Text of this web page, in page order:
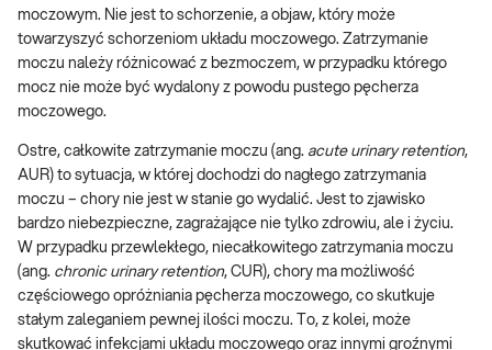
moczowym. Nie jest to schorzenie, a objaw, który może
towarzyszyć schorzeniom układu moczowego. Zatrzymanie
moczu należy różnicować z bezmoczem, w przypadku którego
mocz nie może być wydalony z powodu pustego pęcherza
moczowego.
Ostre, całkowite zatrzymanie moczu (ang. acute urinary retention,
AUR) to sytuacja, w której dochodzi do nagłego zatrzymania
moczu – chory nie jest w stanie go wydalić. Jest to zjawisko
bardzo niebezpieczne, zagrażające nie tylko zdrowiu, ale i życiu.
W przypadku przewlekłego, niecałkowitego zatrzymania moczu
(ang. chronic urinary retention, CUR), chory ma możliwość
częściowego opróżniania pęcherza moczowego, co skutkuje
stałym zaleganiem pewnej ilości moczu. To, z kolei, może
skutkować infekcjami układu moczowego oraz innymi groźnymi